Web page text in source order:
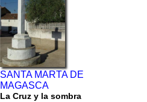
SANTA MARTA DE
MAGASCA
La Cruz y la sombra